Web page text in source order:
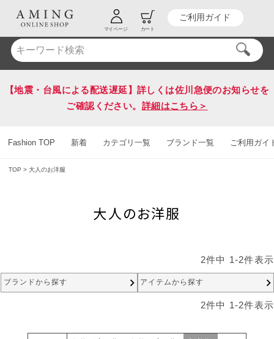
マイページ カート
ご利用ガイド
HOT KEY WORD #送料無料
【地震・台風による配送遅延】詳しくは佐川急便のお知らせを
ご確認ください。 詳細はこちら＞
Fashion TOP 新着 カテゴリ一覧 ブランド一覧 ご利用ガイ
TOP 大人のお洋服
大人のお洋服
2件中 1 -2件表示
ブランドから探す アイテムから探す
2件中 1 -2件表示